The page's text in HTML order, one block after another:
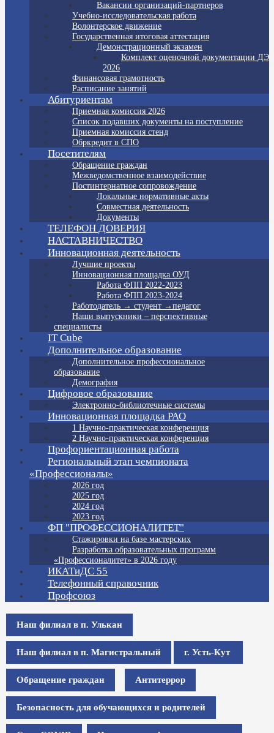
Вакансии организаций-партнеров
Учебно-исследовательская работа
Волонтерское движение
Государственная итоговая аттестация
Демонстрационный экзамен
Комплект оценочной документации ДЭ
2026
Финансовая грамотность
Расписание занятий
Абитуриентам
Приемная комиссия 2026
Список подавших документы на поступление
Приемная комиссия стенд
Обркредит в СПО
Посетителям
Обращение граждан
Межведомственное взаимодействие
Постинтернатное сопровождение
Локальные нормативные акты
Совместная деятельность
Документы
ТЕЛЕФОН ДОВЕРИЯ
НАСТАВНИЧЕСТВО
Инновационная деятельность
Лучшие проекты
Инновационная площадка ОУД
Работа ФПП 2022-2023
Работа ФПП 2023-2024
Работодатель → студент →педагог
Наши выпускники – перспективные
специалисты
IT Cube
Дополнительное образование
Дополнительное профессиональное
образование
Демография
Цифровое образование
Электронно-библиотечные системы
Инновационная площадка РАО
1 Научно-практическая конференция
2 Научно-практическая конференция
Профориентационная работа
Региональный этап чемпионата
«Профессионалы»
2026 год
2025 год
2024 год
2023 год
ФП "ПРОФЕССИОНАЛИТЕТ"
Стажировки на базе мастерских
Разработка образовательных программ
«Профессионалитет» в 2026 году
ИКАТиДС 55
Телефонный справочник
Профсоюз
Наш филиал в п. Улькан
Наш филиал в п. Магистральный г. Усть-Кут
Обращение граждан Антитеррор
Безопасность для обучающихся и родителей